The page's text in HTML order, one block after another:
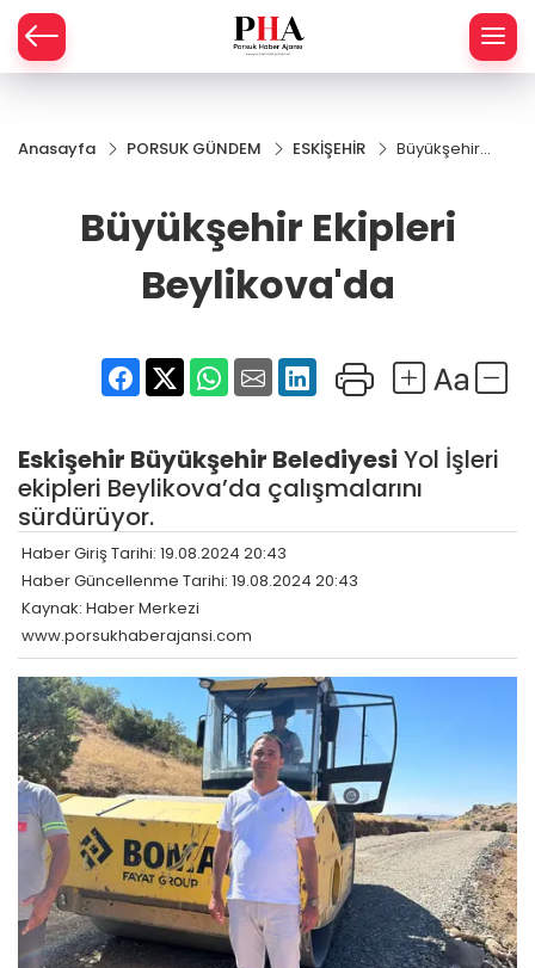
HABER
Anasayfa PORSUK GÜNDEM ESKİŞEHİR
Büyükşehir
Büyükşehir Ekipleri
Beylikova'da
Eskişehir Büyükşehir Belediyesi Yol İşleri
ekipleri Beylikova’da çalışmalarını
sürdürüyor.
Haber Giriş Tarihi: 19.08.2024 20:43
Haber Güncellenme Tarihi: 19.08.2024 20:43
Kaynak: Haber Merkezi
www.porsukhaberajansi.com